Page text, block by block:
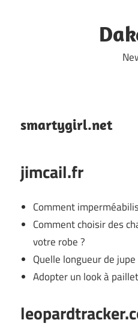
smartygirl.net
jimcail.fr
Comment
Comment choisir des
votre robe ?
Quelle longueur de
Adopter un look à